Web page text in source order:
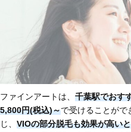
ファインアートは、 千葉駅でおす
5,800円(税込)～で受けることがで
じ、 VIOの部分脱毛も効果が高い